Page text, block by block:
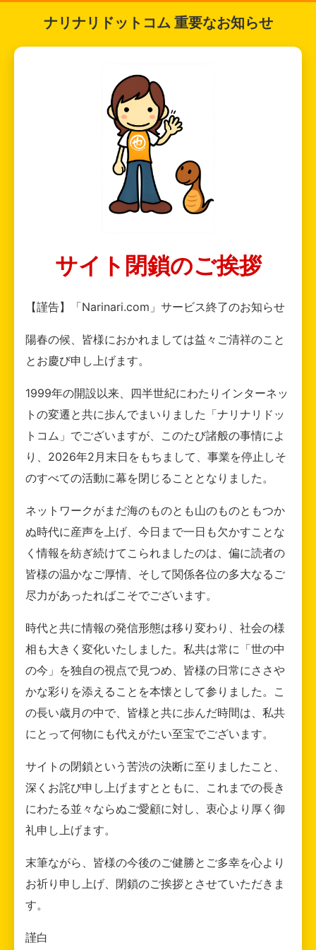
ナリナリドットコム 重要なお知らせ
サイト閉鎖のご挨拶
【謹告】「Narinari.com」サービス終了のお知らせ
陽春の候、皆様におかれましては益々ご清祥のこと
とお慶び申し上げます。
1999年の開設以来、四半世紀にわたりインターネッ
トの変遷と共に歩んでまいりました「ナリナリドッ
トコム」でございますが、このたび諸般の事情によ
り、2026年2月末日をもちまして、事業を停止しそ
のすべての活動に幕を閉じることとなりました。
ネットワークがまだ海のものとも山のものともつか
ぬ時代に産声を上げ、今日まで一日も欠かすことな
く情報を紡ぎ続けてこられましたのは、偏に読者の
皆様の温かなご厚情、そして関係各位の多大なるご
尽力があったればこそでございます。
時代と共に情報の発信形態は移り変わり、社会の様
相も大きく変化いたしました。私共は常に「世の中
の今」を独自の視点で見つめ、皆様の日常にささや
かな彩りを添えることを本懐として参りました。こ
の長い歳月の中で、皆様と共に歩んだ時間は、私共
にとって何物にも代えがたい至宝でございます。
サイトの閉鎖という苦渋の決断に至りましたこと、
深くお詫び申し上げますとともに、これまでの長き
にわたる並々ならぬご愛顧に対し、衷心より厚く御
礼申し上げます。
末筆ながら、皆様の今後のご健勝とご多幸を心より
お祈り申し上げ、閉鎖のご挨拶とさせていただきま
す。
謹白